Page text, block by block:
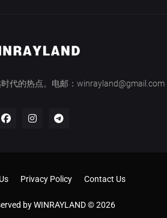
代的热点。电邮：winrayland@gmail.com
by WINRAYLAND © 2026
Privacy Policy Contact Us